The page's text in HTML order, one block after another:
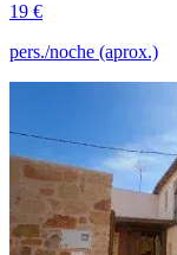
19 €
pers./noche (aprox.)